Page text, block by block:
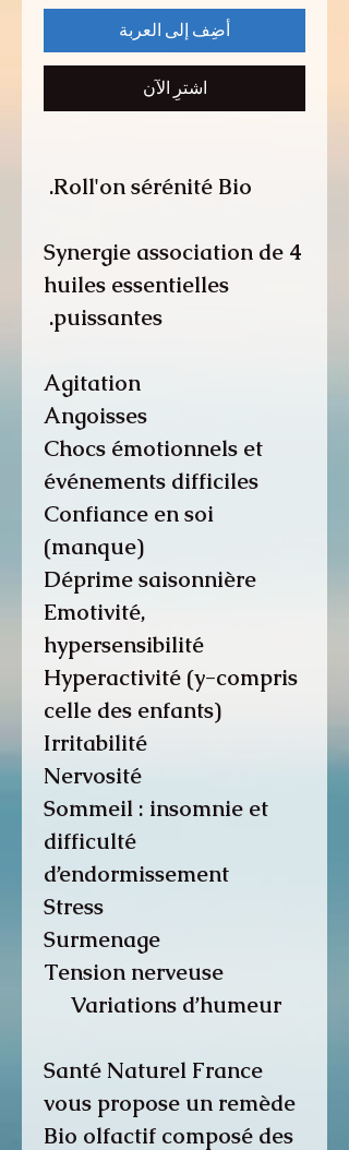
أضِف إلى العربة
اشترِ الآن
Roll'on sérénité Bio.
Synergie association de 4
huiles essentielles
puissantes.
Agitation
Angoisses
Chocs émotionnels et
événements difficiles
Confiance en soi
(manque)
Déprime saisonnière
Emotivité,
hypersensibilité
Hyperactivité (y-compris
celle des enfants)
Irritabilité
Nervosité
Sommeil : insomnie et
difficulté
d’endormissement
Stress
Surmenage
Tension nerveuse
Variations d’humeur
Santé Naturel France
vous propose un remède
Bio olfactif composé des